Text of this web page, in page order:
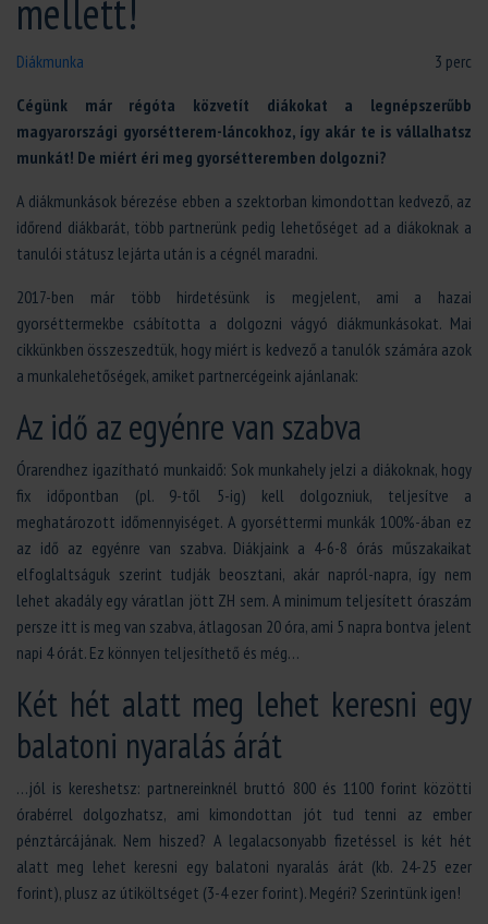
mellett!
Diákmunka
3 perc
Cégünk már régóta közvetít diákokat a legnépszerűbb
magyarországi gyorsétterem-láncokhoz, így akár te is vállalhatsz
munkát! De miért éri meg gyorsétteremben dolgozni?
A diákmunkások bérezése ebben a szektorban kimondottan kedvező, az
időrend diákbarát, több partnerünk pedig lehetőséget ad a diákoknak a
tanulói státusz lejárta után is a cégnél maradni.
2017-ben már több hirdetésünk is megjelent, ami a hazai
gyorséttermekbe csábította a dolgozni vágyó diákmunkásokat. Mai
cikkünkben összeszedtük, hogy miért is kedvező a tanulók számára azok
a munkalehetőségek, amiket partnercégeink ajánlanak:
Az idő az egyénre van szabva
Órarendhez igazítható munkaidő: Sok munkahely jelzi a diákoknak, hogy
fix időpontban (pl. 9-től 5-ig) kell dolgozniuk, teljesítve a
meghatározott időmennyiséget. A gyorséttermi munkák 100%-ában ez
az idő az egyénre van szabva. Diákjaink a 4-6-8 órás műszakaikat
elfoglaltságuk szerint tudják beosztani, akár napról-napra, így nem
lehet akadály egy váratlan jött ZH sem. A minimum teljesített óraszám
persze itt is meg van szabva, átlagosan 20 óra, ami 5 napra bontva jelent
napi 4 órát. Ez könnyen teljesíthető és még…
Két hét alatt meg lehet keresni egy
balatoni nyaralás árát
…jól is kereshetsz: partnereinknél bruttó 800 és 1100 forint közötti
órabérrel dolgozhatsz, ami kimondottan jót tud tenni az ember
pénztárcájának. Nem hiszed? A legalacsonyabb fizetéssel is két hét
alatt meg lehet keresni egy balatoni nyaralás árát (kb. 24-25 ezer
forint), plusz az útiköltséget (3-4 ezer forint). Megéri? Szerintünk igen!